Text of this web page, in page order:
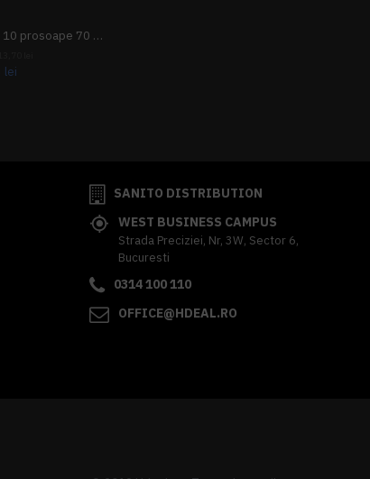
Pachet 10 prosoape 70 x 140cm 9 + 1 gratuit
lei
SANITO DISTRIBUTION
WEST BUSINESS CAMPUS
Strada Preciziei, Nr, 3W, Sector 6,
Bucuresti
0314 100 110
OFFICE@HDEAL.RO